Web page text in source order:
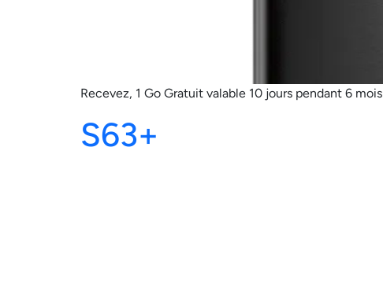
Recevez, 1 Go Gratuit valable 10 jours pendant 6 mois
S63+